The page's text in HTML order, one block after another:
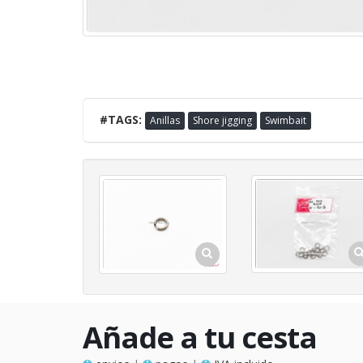
#TAGS: Anillas Shore jigging Swimbait
Añade a tu cesta